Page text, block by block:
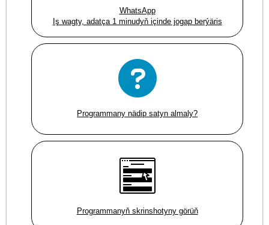
WhatsApp
Iş wagty, adatça 1 minudyň içinde jogap berýäris
Programmany nädip satyn almaly?
Programmanyň skrinshotyny görüň